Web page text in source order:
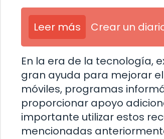
Leer más Crear un
En la era de la tecnología,
gran ayuda para mejorar
móviles, programas
proporcionar apoyo
importante utilizar estos
mencionadas